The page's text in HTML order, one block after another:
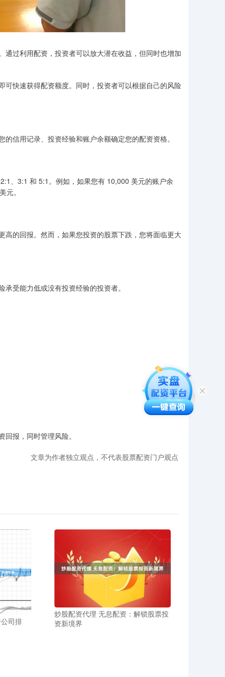
过利用配资，投资者可以放大潜在收益，但同时也增加
快速获得配资额度。同时，投资者可以根据自己的风险
信用记录、投资经验和账户余额确定您的配资资格。
、3:1 和 5:1。例如，如果您有 10,000 美元的账户余
元。
的回报。然而，如果您投资的股票下跌，您将面临更大
受能力低或没有投资经验的投资者。
报，同时管理风险。
文章为作者独立观点，不代表股票配资门户观点
司排
炒股配资代理 无息配资：解锁股票投
资新境界